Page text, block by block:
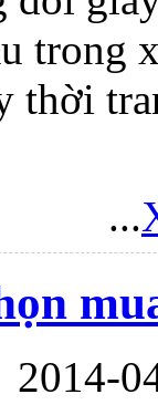
Bao da
trong
thời
...
2014-